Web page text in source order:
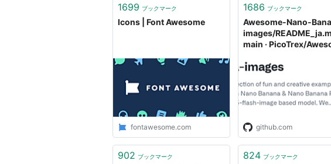
1699 ブックマーク
Icons | Font Awesome
fontawesome.com
1686 ブックマーク
Awesome-Nano-
images/
main · PicoTrex/
github.com
902 ブックマーク 824 ブックマーク